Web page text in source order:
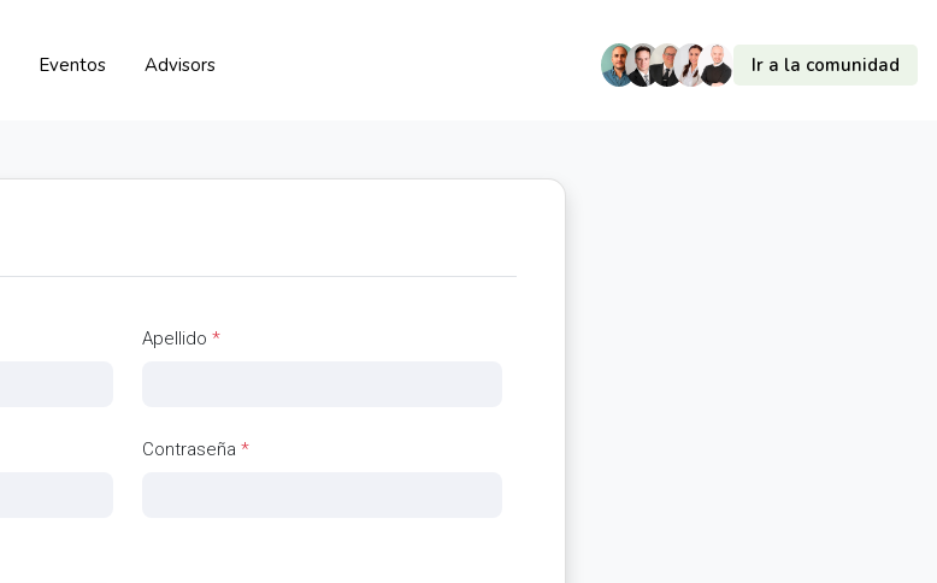
Eventos Advisors Ir a la comunidad
Apellido *
Contraseña *